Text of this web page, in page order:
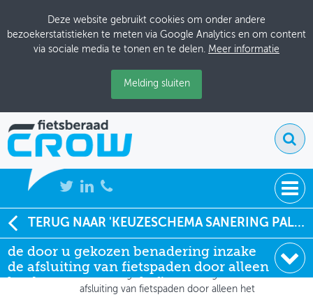
Deze website gebruikt cookies om onder andere
bezoekerstatistieken te meten via Google Analytics en om content
via sociale media te tonen en te delen. Meer informatie
Melding sluiten
NIEUWS
BIJEENKOMSTEN
KENNISBANK
TERUG NAAR 'KEUZESCHEMA SANERING PALEN OP FIETSPADEN'
de door u gekozen benadering inzake
de afsluiting van fietspaden door alleen
het benoemen van de fie
Gerard Boers
27-05-2014 om 15:41
de door u gekozen benadering inzake de
afsluiting van fietspaden door alleen het